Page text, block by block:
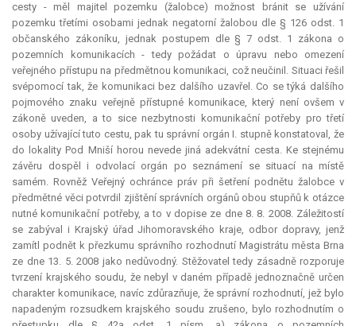
cesty - měl majitel pozemku (žalobce) možnost bránit se užívání
pozemku třetími osobami jednak negatorní žalobou dle § 126 odst. 1
občanského zákoníku, jednak postupem dle § 7 odst. 1 zákona o
pozemních komunikacích - tedy požádat o úpravu nebo omezení
veřejného přístupu na předmětnou komunikaci, což neučinil. Situaci řešil
svépomocí tak, že komunikaci bez dalšího uzavřel. Co se týká dalšího
pojmového znaku veřejně přístupné komunikace, který není ovšem v
zákoně uveden, a to sice nezbytnosti komunikační potřeby pro třetí
osoby užívající tuto cestu, pak tu správní orgán I. stupně konstatoval, že
do lokality Pod Mniší horou nevede jiná adekvátní cesta. Ke stejnému
závěru dospěl i odvolací orgán po seznámení se situací na místě
samém. Rovněž Veřejný ochránce práv při šetření podnětu žalobce v
předmětné věci potvrdil zjištění správních orgánů obou stupňů k otázce
nutné komunikační potřeby, a to v dopise ze dne 8. 8. 2008. Záležitostí
se zabýval i Krajský úřad Jihomoravského kraje, odbor dopravy, jenž
zamítl podnět k přezkumu správního rozhodnutí Magistrátu města Brna
ze dne 13. 5. 2008 jako nedůvodný. Stěžovatel tedy zásadně rozporuje
tvrzení krajského soudu, že nebyl v daném případě jednoznačně určen
charakter komunikace, navíc zdůrazňuje, že správní rozhodnutí, jež bylo
napadeným rozsudkem krajského soudu zrušeno, bylo rozhodnutím o